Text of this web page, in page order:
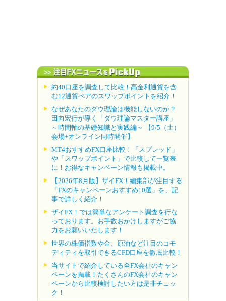
約40口座を調査して比較！高金利通貨を含
む12通貨ペアのスワップポイントを紹介！
なぜあなたのダウ理論は機能しないのか？
田向宏行が導く「ダウ理論マスター講座」
～時間軸の基礎知識と実践編～ 【9/5（土）
会場+オンライン同時開催】
MT4おすすめFX口座比較！「スプレッド」
や「スワップポイント」で比較して一覧表
に！お得なキャンペーン情報も掲載中。
【2026年8月版】ザイFX！編集部が注目する
「FXのキャンペーンおすすめ10選」を、記
事で詳しく紹介！
ザイFX！では簡単なアンケート調査を行な
っております。お手数おかけしますがご協
力をお願いいたします！
世界の株価指数や金、原油など注目のコモ
ディティを取引できるCFD口座を徹底比較！
当サイトで紹介している全FX会社のキャン
ペーンを掲載！たくさんのFX会社のキャン
ペーンから比較検討したい方は是非チェッ
ク！